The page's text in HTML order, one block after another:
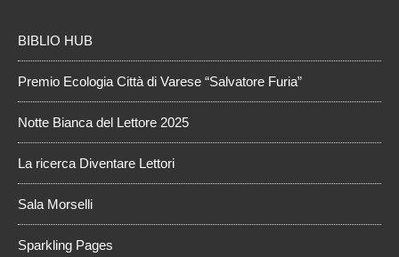
BIBLIO HUB
Premio Ecologia Città di Varese “Salvatore Furia”
Notte Bianca del Lettore 2025
La ricerca Diventare Lettori
Sala Morselli
Sparkling Pages